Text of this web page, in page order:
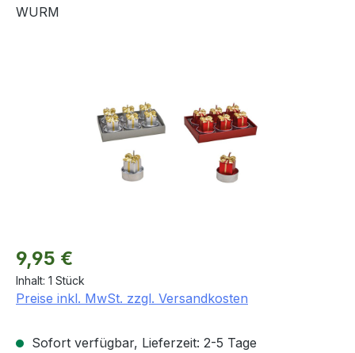
WURM
Regulärer Preis:
9,95 €
Inhalt: 1 Stück
Preise inkl. MwSt. zzgl. Versandkosten
Sofort verfügbar, Lieferzeit: 2-5 Tage